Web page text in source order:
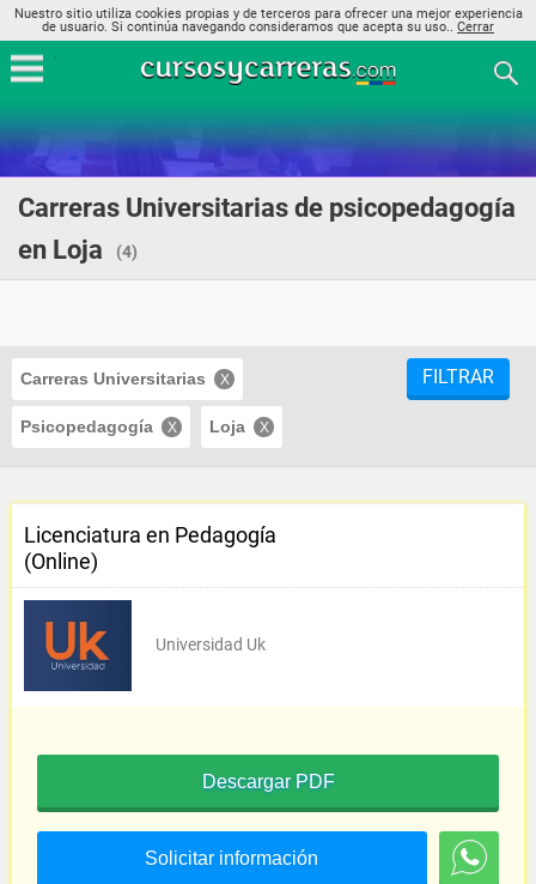
Nuestro sitio utiliza cookies propias y de terceros para ofrecer una mejor experiencia
de usuario. Si continúa navegando consideramos que acepta su uso.. Cerrar
Carreras Universitarias de psicopedagogía
en Loja
(4)
Carreras Universitarias
Psicopedagogía Loja
FILTRAR
Licenciatura en Pedagogía
(Online)
Universidad Uk
Descargar PDF
Solicitar información